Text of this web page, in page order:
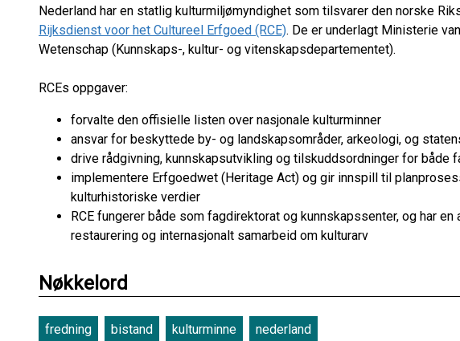
Nederland har en statlig kulturmiljømyndighet som tilsvarer den norske
Rijksdienst voor het Cultureel Erfgoed (RCE). De er underlagt Ministerie
Wetenschap (Kunnskaps-, kultur- og vitenskapsdepartementet).
RCEs oppgaver:
forvalte den offisielle listen over nasjonale kulturminner
ansvar for beskyttede by- og landskapsområder, arkeologi, og
drive rådgivning, kunnskapsutvikling og tilskuddsordninger for både
implementere Erfgoedwet (Heritage Act) og gir innspill til
kulturhistoriske verdier
RCE fungerer både som fagdirektorat og kunnskapssenter, og har
restaurering og internasjonalt samarbeid om kulturarv
Nøkkelord
fredning bistand kulturminne nederland